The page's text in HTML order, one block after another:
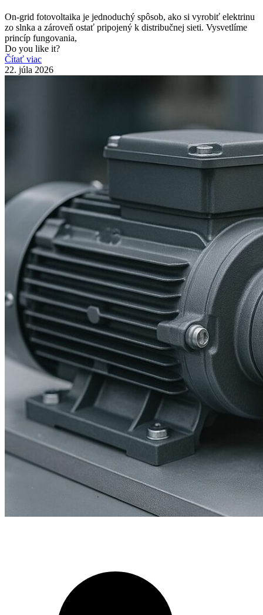
On-grid fotovoltaika je jednoduchý spôsob, ako si vyrobiť elektrinu
zo slnka a zároveň ostať pripojený k distribučnej sieti. Vysvetlíme
princíp fungovania,
Do you like it?
Čítať viac
22. júla 2026